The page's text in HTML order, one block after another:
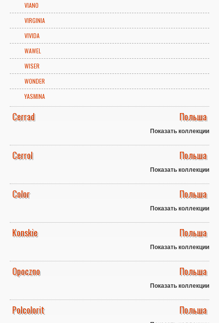
VIANO
VIRGINIA
VIVIDA
WAWEL
WISER
WONDER
YASMINA
Cerrad Польша
Показать коллекции
Cerrol Польша
Показать коллекции
Color Польша
Показать коллекции
Konskie Польша
Показать коллекции
Opoczno Польша
Показать коллекции
Polcolorit Польша